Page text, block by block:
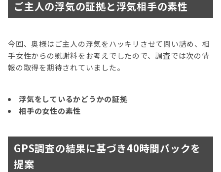
ご主人の浮気の証拠と浮気相手の素性
今回、奥様はご主人の浮気をハッキリさせて問い詰め、相
手女性からの慰謝料をお考えでしたので、調査では次の情
報の取得を期待されていました。
浮気をしているかどうかの証拠
相手の女性の素性
GPS調査の結果に基づき40時間パックを
提案